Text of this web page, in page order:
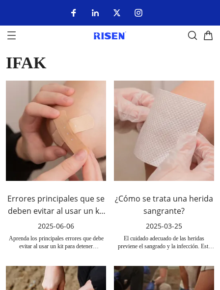
IFAK
Errores principales que se
deben evitar al usar un kit
para detener el sangrado
2025-06-06
Aprenda los principales errores que debe
evitar al usar un kit para detener
deficiente del kit, esta guía le ayuda a estar
preparado y salvar vidas durante
emergencias de hemorragias.
¿Cómo se trata una herida
sangrante?
2025-03-25
El cuidado adecuado de las heridas
previene el sangrado y la infección. Esta
Risen Medical para emergencias.